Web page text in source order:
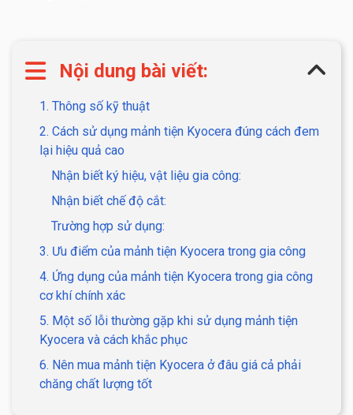
Nội dung bài viết:
1. Thông số kỹ thuật
2. Cách sử dụng mảnh tiện Kyocera đúng cách đem
lại hiệu quả cao
Nhận biết ký hiệu, vật liệu gia công:
Nhận biết chế độ cắt:
Trường hợp sử dụng:
3. Ưu điểm của mảnh tiện Kyocera trong gia công
4. Ứng dụng của mảnh tiện Kyocera trong gia công
cơ khí chính xác
5. Một số lỗi thường gặp khi sử dụng mảnh tiện
Kyocera và cách khắc phục
6. Nên mua mảnh tiện Kyocera ở đâu giá cả phải
chăng chất lượng tốt